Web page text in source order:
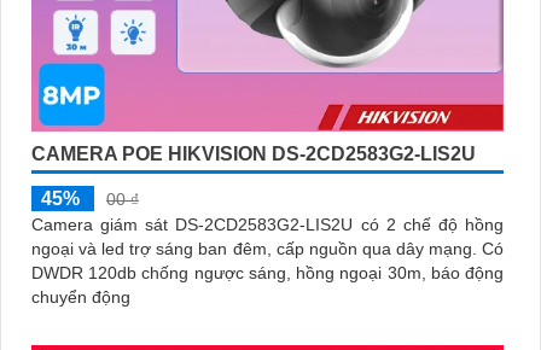
CAMERA POE HIKVISION DS-2CD2583G2-LIS2U
45%
00 ₫
Camera giám sát DS-2CD2583G2-LIS2U có 2 chế độ hồng
ngoại và led trợ sáng ban đêm, cấp nguồn qua dây mạng. Có
DWDR 120db chống ngược sáng, hồng ngoại 30m, báo động
chuyển động